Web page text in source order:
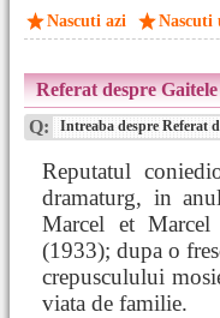
Nascuti azi Nascuti
Referat despre
Q: Intreaba despre Referat
Reputatul
dramaturg, in
Marcel et
(1933); dupa o
crepusculului
viata de familie.